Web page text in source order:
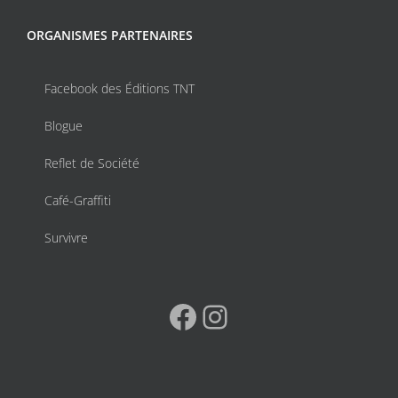
ORGANISMES PARTENAIRES
Facebook des Éditions TNT
Blogue
Reflet de Société
Café-Graffiti
Survivre
Facebook